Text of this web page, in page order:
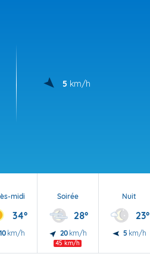
5 km/h
midi
34°
10 km/h
Soirée
28°
20 km/h
45 km/h
Nuit
23°
5 km/h